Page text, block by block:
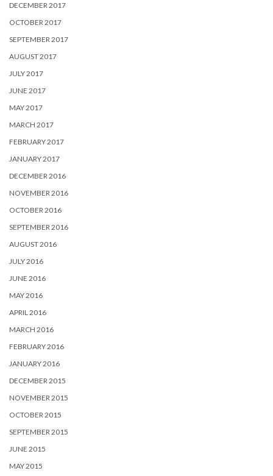
DECEMBER 2017
OCTOBER 2017
SEPTEMBER 2017
AUGUST 2017
JULY 2017
JUNE 2017
MAY 2017
MARCH 2017
FEBRUARY 2017
JANUARY 2017
DECEMBER 2016
NOVEMBER 2016
OCTOBER 2016
SEPTEMBER 2016
AUGUST 2016
JULY 2016
JUNE 2016
MAY 2016
APRIL 2016
MARCH 2016
FEBRUARY 2016
JANUARY 2016
DECEMBER 2015
NOVEMBER 2015
OCTOBER 2015
SEPTEMBER 2015
JUNE 2015
MAY 2015